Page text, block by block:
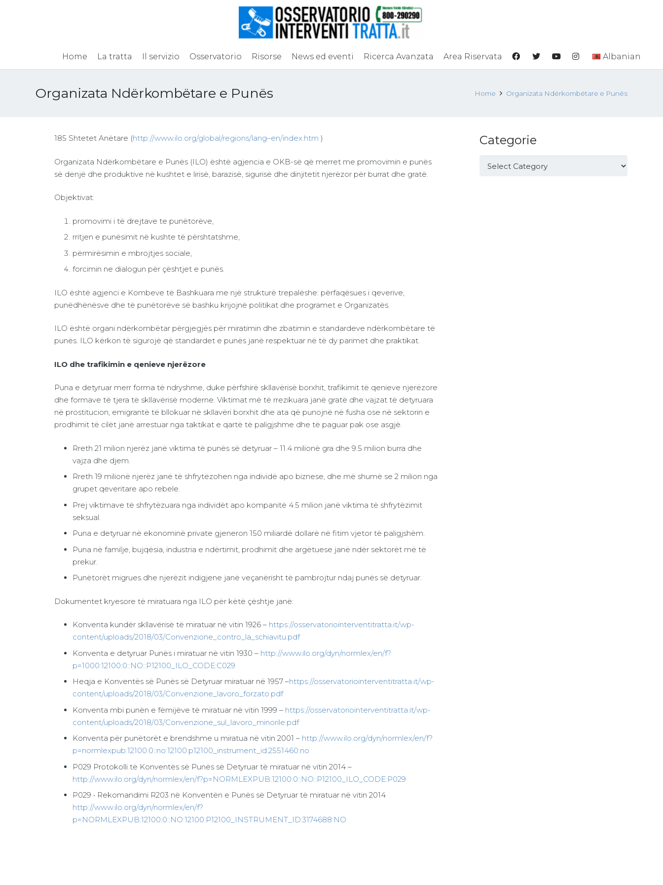
Home La tratta Il servizio Osservatorio Risorse News ed eventi Ricerca Avanzata Area Riservata Albanian
Organizata Ndërkombëtare e Punës Home Organizata Ndërkombëtare e Punës
185 Shtetet Anëtare (http://www.ilo.org/global/regions/lang–en/index.htm )
Organizata Ndërkombëtare e Punës (ILO) është agjencia e OKB-së që merret me promovimin e punës
së denjë dhe produktive në kushtet e lirisë, barazisë, sigurisë dhe dinjitetit njerëzor për burrat dhe gratë.
Objektivat:
promovimi i të drejtave te punëtorëve,
rritjen e punësimit në kushte të përshtatshme,
përmirësimin e mbrojtjes sociale,
forcimin ne dialogun për çështjet e punës.
ILO është agjenci e Kombeve të Bashkuara me një strukturë trepalëshe: përfaqësues i qeverive,
punëdhënësve dhe të punëtorëve së bashku krijojnë politikat dhe programet e Organizatës.
ILO është organi ndërkombëtar përgjegjës për miratimin dhe zbatimin e standardeve ndërkombëtare të
punës. ILO kërkon të sigurojë që standardet e punës janë respektuar në të dy parimet dhe praktikat.
ILO dhe trafikimin e qenieve njerëzore
Puna e detyruar merr forma të ndryshme, duke përfshirë skllavërisë borxhit, trafikimit të qenieve njerëzore
dhe formave të tjera të skllavërisë moderne. Viktimat më të rrezikuara janë gratë dhe vajzat të detyruara
në prostitucion, emigrantë të bllokuar në skllavëri borxhit dhe ata që punojnë në fusha ose në sektorin e
prodhimit të cilët janë arrestuar nga taktikat e qartë të paligjshme dhe të paguar pak ose asgjë.
Rreth 21 milion njerëz janë viktima të punës së detyruar – 11.4 milionë gra dhe 9.5 milion burra dhe
vajza dhe djem.
Rreth 19 milionë njerëz janë të shfrytëzohen nga individë apo biznese, dhe më shumë se 2 milion nga
grupet qeveritare apo rebele.
Prej viktimave të shfrytëzuara nga individët apo kompanitë 4.5 milion janë viktima të shfrytëzimit
seksual.
Puna e detyruar në ekonominë private gjeneron 150 miliardë dollarë në fitim vjetor të paligjshëm.
Puna në familje, bujqësia, industria e ndërtimit, prodhimit dhe argëtuese janë ndër sektorët më të
prekur.
Punëtorët migrues dhe njerëzit indigjene janë veçanërisht të pambrojtur ndaj punës së detyruar.
Dokumentet kryesore të miratuara nga ILO për këtë çështje janë:
Konventa kundër skllavërisë të miratuar në vitin 1926 – https://osservatoriointerventitratta.it/wp-
content/uploads/2018/03/Convenzione_contro_la_schiavitu.pdf
Konventa e detyruar Punës i miratuar në vitin 1930 – http://www.ilo.org/dyn/normlex/en/f?
p=1000:12100:0::NO::P12100_ILO_CODE:C029
Heqja e Konventës së Punës së Detyruar miratuar në 1957 –https://osservatoriointerventitratta.it/wp-
content/uploads/2018/03/Convenzione_lavoro_forzato.pdf
Konventa mbi punën e fëmijëve të miratuar në vitin 1999 – https://osservatoriointerventitratta.it/wp-
content/uploads/2018/03/Convenzione_sul_lavoro_minorile.pdf
Konventa për punëtorët e brendshme u miratua në vitin 2001 – http://www.ilo.org/dyn/normlex/en/f?
p=normlexpub:12100:0::no:12100:p12100_instrument_id:2551460:no
P029 Protokolli të Konventës së Punës së Detyruar të miratuar në vitin 2014 –
http://www.ilo.org/dyn/normlex/en/f?p=NORMLEXPUB:12100:0::NO::P12100_ILO_CODE:P029
P029 • Rekomandimi R203 në Konventën e Punës së Detyruar të miratuar në vitin 2014
http://www.ilo.org/dyn/normlex/en/f?
p=NORMLEXPUB:12100:0::NO:12100:P12100_INSTRUMENT_ID:3174688:NO
Categorie
Categorie